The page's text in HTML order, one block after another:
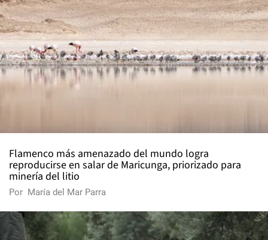
Flamenco más amenazado del mundo logra
reproducirse en salar de Maricunga, priorizado para
minería del litio
Por María del Mar Parra